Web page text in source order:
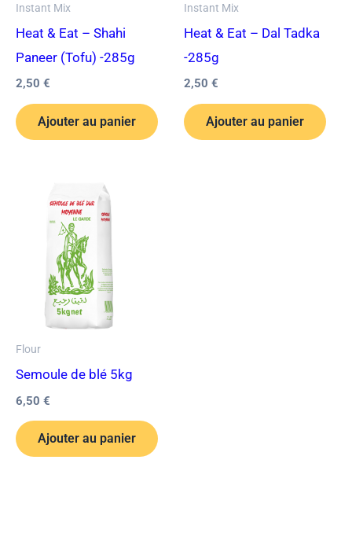
Instant Mix
Heat & Eat – Shahi
Paneer (Tofu) -285g
2,50 €
Ajouter au panier
Instant Mix
Heat & Eat – Dal Tadka
-285g
2,50 €
Ajouter au panier
Flour
Semoule de blé 5kg
6,50 €
Ajouter au panier